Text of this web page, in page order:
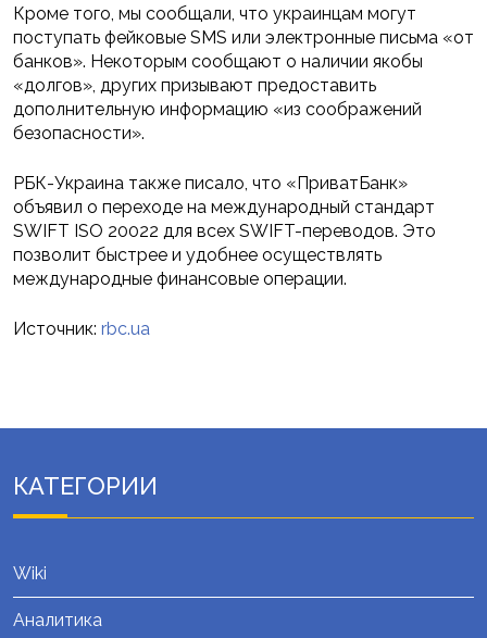
Кроме того, мы сообщали, что украинцам могут
поступать фейковые SMS или электронные письма «от
банков». Некоторым сообщают о наличии якобы
«долгов», других призывают предоставить
дополнительную информацию «из соображений
безопасности».
РБК-Украина также писало, что «ПриватБанк»
объявил о переходе на международный стандарт
SWIFT ISO 20022 для всех SWIFT-переводов. Это
позволит быстрее и удобнее осуществлять
международные финансовые операции.
Источник: rbc.ua
КАТЕГОРИИ
Wiki
Аналитика